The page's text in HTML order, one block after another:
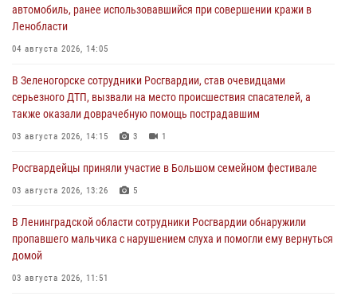
автомобиль, ранее использовавшийся при совершении кражи в
Ленобласти
04 августа 2026, 14:05
В Зеленогорске сотрудники Росгвардии, став очевидцами
серьезного ДТП, вызвали на место происшествия спасателей, а
также оказали доврачебную помощь пострадавшим
03 августа 2026, 14:15 3 1
Росгвардейцы приняли участие в Большом семейном фестивале
03 августа 2026, 13:26 5
В Ленинградской области сотрудники Росгвардии обнаружили
пропавшего мальчика с нарушением слуха и помогли ему вернуться
домой
03 августа 2026, 11:51